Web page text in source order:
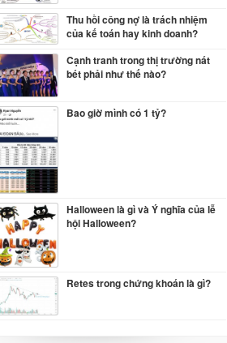
Thu hồi công nợ là trách nhiệm
của kế toán hay kinh doanh?
Cạnh tranh trong thị trường nát
bét phải như thế nào?
Bao giờ mình có 1 tỷ?
Halloween là gì và Ý nghĩa của lễ
hội Halloween?
Retes trong chứng khoán là gì?